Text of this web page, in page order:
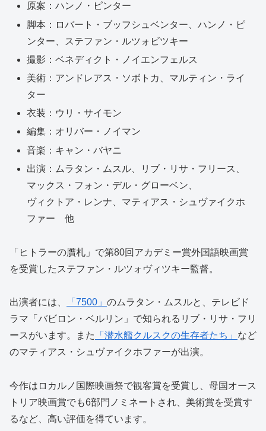
原案：ハンノ・ピンター
脚本：ロバート・ブッフシュベンター、ハンノ・ピ
ンター、ステファン・ルツォビツキー
撮影：ベネディクト・ノイエンフェルス
美術：アンドレアス・ソボトカ、マルティン・ライ
ター
衣装：ウリ・サイモン
編集：オリバー・ノイマン
音楽：キャン・バヤニ
出演：ムラタン・ムスル、リブ・リサ・フリース、
マックス・フォン・デル・グローベン、
ヴィクトア・レンナ、マティアス・シュヴァイクホ
ファー 他
「ヒトラーの贋札」で第80回アカデミー賞外国語映画賞
を受賞したステファン・ルツォヴィツキー監督。
出演者には、 「7500」 のムラタン・ムスルと、テレビド
ラマ「バビロン・ベルリン」で知られるリブ・リサ・フリ
ースがいます。また
「潜水艦クルスクの生存者たち」 など
のマティアス・シュヴァイクホファーが出演。
今作はロカルノ国際映画祭で観客賞を受賞し、母国オース
トリア映画賞でも6部門ノミネートされ、美術賞を受賞す
るなど、高い評価を得ています。